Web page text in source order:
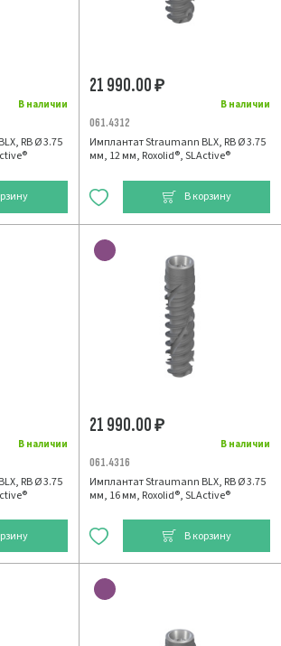
В наличии
RB Ø 3.75
В наличии
21 990.00₽
061.4312
Имплантат Straumann BLX, RB Ø 3.75
мм, 12 мм, Roxolid®, SLActive®
В корзину
В наличии
RB Ø 3.75
В наличии
21 990.00₽
061.4316
Имплантат Straumann BLX, RB Ø 3.75
мм, 16 мм, Roxolid®, SLActive®
В корзину